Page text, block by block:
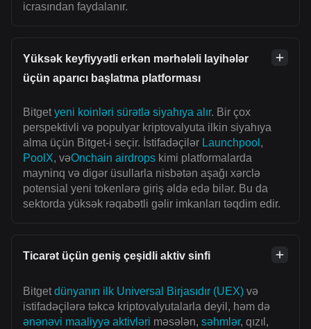
icrasından faydalanır.
Yüksək keyfiyyətli erkən mərhələli layihələr
üçün aparıcı başlatma platforması
Bitget yeni koinləri sürətlə siyahıya alır. Bir çox
perspektivli və populyar kriptovalyuta ilkin siyahıya
alma üçün Bitget-i seçir. İstifadəçilər Launchpool ,
PoolX, vəOnchain airdrops kimi platformalarda
mayninq və digər üsullarla nisbətən aşağı xərclə
potensial yeni tokenlərə giriş əldə edə bilər. Bu da
sektorda yüksək rəqabətli gəlir imkanları təqdim edir.
Ticarət üçün geniş çeşidli aktiv sinfi
Bitget dünyanın ilk Universal Birjasıdır (UEX) və
istifadəçilərə təkcə kriptovalyutalarla deyil, həm də
ənənəvi maaliyyə aktivləri məsələn, səhmlər, qızıl,